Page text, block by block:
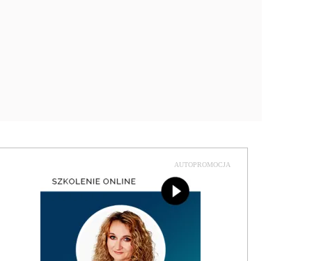
AUTOPROMOCJA